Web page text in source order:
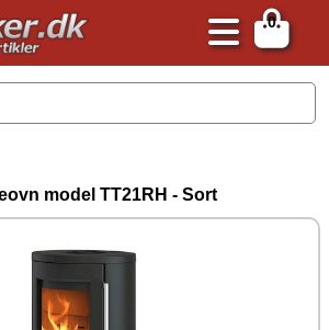
0
model TT21RH - Sort